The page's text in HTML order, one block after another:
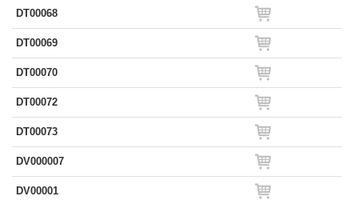
DT00068
DT00069
DT00070
DT00072
DT00073
DV000007
DV00001